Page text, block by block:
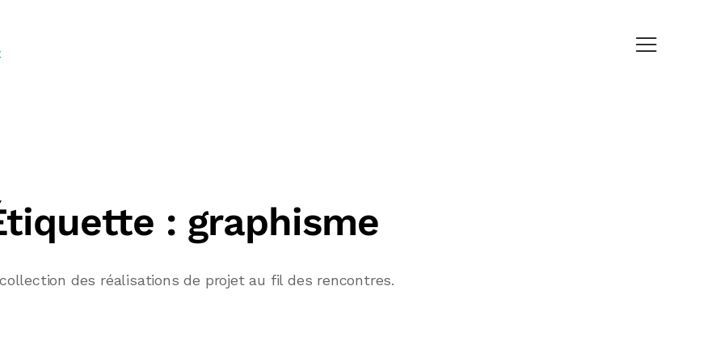
: graphisme
des réalisations de projet au fil des rencontres.